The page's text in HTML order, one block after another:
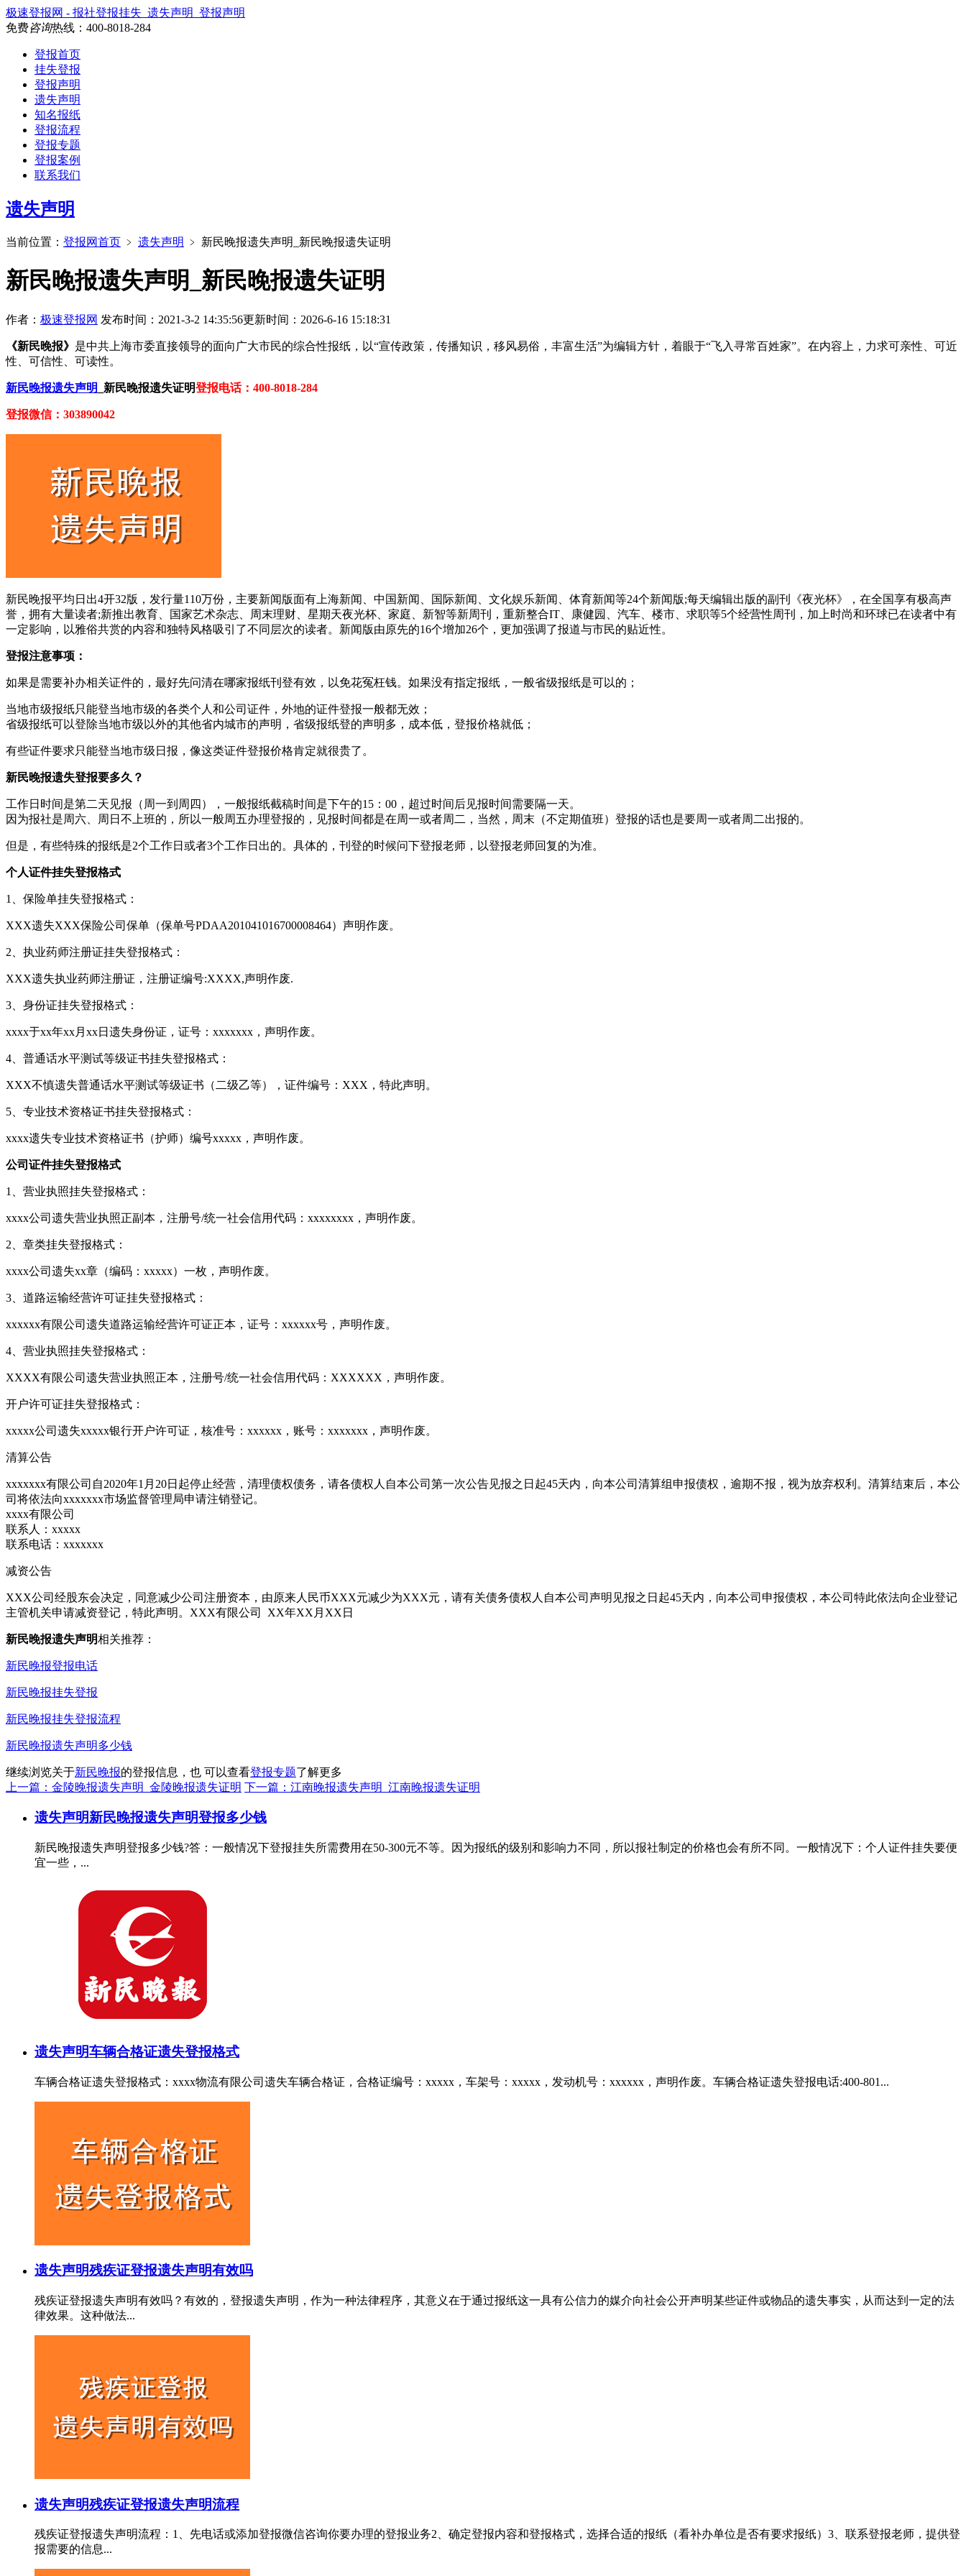
极速登报网 - 报社登报挂失_遗失声明_登报声明
免费咨询热线： 400-8018-284
登报首页
挂失登报
登报声明
遗失声明
知名报纸
登报流程
登报专题
登报案例
联系我们
遗失声明
当前位置： 登报网首页 ﹥ 遗失声明 ﹥ 新民晚报遗失声明_新民晚报遗失证明
新民晚报遗失声明_新民晚报遗失证明
作者： 极速登报网 发布时间：2021-3-2 14:35:56更新时间：2026-6-16 15:18:31
《新民晚报》 是中共上海市委直接领导的面向广大市民的综合性报纸，以“宣传政策，传播知识，移风易俗，丰富生活”为编辑方针，着眼于“飞入寻常百姓家”。在内容上，力求可亲性、可近
性、可信性、可读性。
新民晚报遗失声明 _新民晚报遗失证明登报电话：400-8018-284
登报微信：303890042
新民晚报平均日出4开32版，发行量110万份，主要新闻版面有上海新闻、中国新闻、国际新闻、文化娱乐新闻、体育新闻等24个新闻版;每天编辑出版的副刊《夜光杯》，在全国享有极高声
誉，拥有大量读者;新推出教育、国家艺术杂志、周末理财、星期天夜光杯、家庭、新智等新周刊，重新整合IT、康健园、汽车、楼市、求职等5个经营性周刊，加上时尚和环球已在读者中有
一定影响，以雅俗共赏的内容和独特风格吸引了不同层次的读者。新闻版由原先的16个增加26个，更加强调了报道与市民的贴近性。
登报注意事项：
如果是需要补办相关证件的，最好先问清在哪家报纸刊登有效，以免花冤枉钱。如果没有指定报纸，一般省级报纸是可以的；
当地市级报纸只能登当地市级的各类个人和公司证件，外地的证件登报一般都无效；
省级报纸可以登除当地市级以外的其他省内城市的声明，省级报纸登的声明多，成本低，登报价格就低；
有些证件要求只能登当地市级日报，像这类证件登报价格肯定就很贵了。
新民晚报遗失登报要多久？
工作日时间是第二天见报（周一到周四），一般报纸截稿时间是下午的15：00，超过时间后见报时间需要隔一天。
因为报社是周六、周日不上班的，所以一般周五办理登报的，见报时间都是在周一或者周二，当然，周末（不定期值班）登报的话也是要周一或者周二出报的。
但是，有些特殊的报纸是2个工作日或者3个工作日出的。具体的，刊登的时候问下登报老师，以登报老师回复的为准。
个人证件挂失登报格式
1、保险单挂失登报格式：
XXX遗失XXX保险公司保单（保单号PDAA201041016700008464）声明作废。
2、执业药师注册证挂失登报格式：
XXX遗失执业药师注册证，注册证编号:XXXX,声明作废.
3、身份证挂失登报格式：
xxxx于xx年xx月xx日遗失身份证，证号：xxxxxxx，声明作废。
4、普通话水平测试等级证书挂失登报格式：
XXX不慎遗失普通话水平测试等级证书（二级乙等），证件编号：XXX，特此声明。
5、专业技术资格证书挂失登报格式：
xxxx遗失专业技术资格证书（护师）编号xxxxx，声明作废。
公司证件挂失登报格式
1、营业执照挂失登报格式：
xxxx公司遗失营业执照正副本，注册号/统一社会信用代码：xxxxxxxx，声明作废。
2、章类挂失登报格式：
xxxx公司遗失xx章（编码：xxxxx）一枚，声明作废。
3、道路运输经营许可证挂失登报格式：
xxxxxx有限公司遗失道路运输经营许可证正本，证号：xxxxxx号，声明作废。
4、营业执照挂失登报格式：
XXXX有限公司遗失营业执照正本，注册号/统一社会信用代码：XXXXXX，声明作废。
开户许可证挂失登报格式：
xxxxx公司遗失xxxxx银行开户许可证，核准号：xxxxxx，账号：xxxxxxx，声明作废。
清算公告
xxxxxxx有限公司自2020年1月20日起停止经营，清理债权债务，请各债权人自本公司第一次公告见报之日起45天内，向本公司清算组申报债权，逾期不报，视为放弃权利。清算结束后，本公
司将依法向xxxxxxx市场监督管理局申请注销登记。
xxxx有限公司
联系人：xxxxx
联系电话：xxxxxxx
减资公告
XXX公司经股东会决定，同意减少公司注册资本，由原来人民币XXX元减少为XXX元，请有关债务债权人自本公司声明见报之日起45天内，向本公司申报债权，本公司特此依法向企业登记
主管机关申请减资登记，特此声明。XXX有限公司 XX年XX月XX日
新民晚报遗失声明相关推荐：
新民晚报登报电话
新民晚报挂失登报
新民晚报挂失登报流程
新民晚报遗失声明多少钱
继续浏览关于新民晚报的登报信息，也 可以查看登报专题了解更多
上一篇：金陵晚报遗失声明_金陵晚报遗失证明 下一篇：江南晚报遗失声明_江南晚报遗失证明
遗失声明新民晚报遗失声明登报多少钱
新民晚报遗失声明登报多少钱?答：一般情况下登报挂失所需费用在50-300元不等。因为报纸的级别和影响力不同，所以报社制定的价格也会有所不同。一般情况下：个人证件挂失要便
宜一些，...
遗失声明车辆合格证遗失登报格式
车辆合格证遗失登报格式：xxxx物流有限公司遗失车辆合格证，合格证编号：xxxxx，车架号：xxxxx，发动机号：xxxxxx，声明作废。车辆合格证遗失登报电话:400-801...
遗失声明残疾证登报遗失声明有效吗
残疾证登报遗失声明有效吗？有效的，登报遗失声明，作为一种法律程序，其意义在于通过报纸这一具有公信力的媒介向社会公开声明某些证件或物品的遗失事实，从而达到一定的法
律效果。这种做法...
遗失声明残疾证登报遗失声明流程
残疾证登报遗失声明流程：1、先电话或添加登报微信咨询你要办理的登报业务2、确定登报内容和登报格式，选择合适的报纸（看补办单位是否有要求报纸）3、联系登报老师，提供登
报需要的信息...